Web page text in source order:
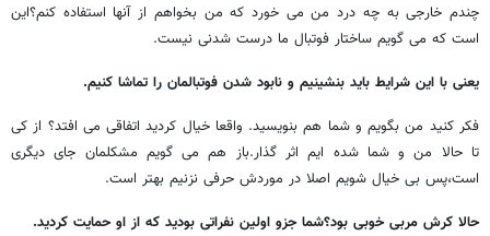
چندم خارجی به چه درد من می خورد که من بخواهم از آنها استفاده کنم؟این
است که می گویم ساختار فوتبال ما درست شدنی نیست.
یعنی با این شرایط باید بنشینیم و نابود شدن فوتبالمان را تماشا کنیم.
فکر کنید من بگویم و شما هم بنویسید. واقعا خیال کردید اتفاقی می افتد؟ از کی
تا حالا من و شما شده ایم اثر گذار.باز هم می گویم مشکلمان جای دیگری
است،پس بی خیال شویم اصلا در موردش حرفی نزنیم بهتر است.
حالا کرش مربی خوبی بود؟شما جزو اولین نفراتی بودید که از او حمایت کردید.